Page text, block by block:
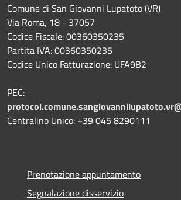
Comune di San Giovanni Lupatoto (VR)
Via Roma, 18 - 37057
Codice Fiscale: 00360350235
Partita IVA: 00360350235
Codice Unico Fatturazione: UFA9B2
PEC:
Centralino Unico: +39 045 8290111
Prenotazione appuntamento
Segnalazione disservizio